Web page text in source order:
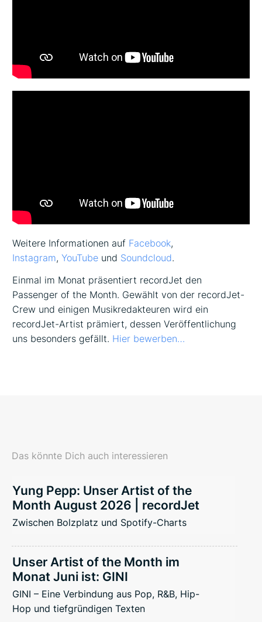
Weitere Informationen auf Facebook,
Instagram,YouTube und Soundcloud.
Einmal im Monat präsentiert recordJet den
Passenger of the Month. Gewählt von der recordJet-
Crew und einigen Musikredakteuren wird ein
recordJet-Artist prämiert, dessen Veröffentlichung
uns besonders gefällt. Hier bewerben…
Das könnte Dich auch interessieren
Yung Pepp: Unser Artist of the
Month August 2026 | recordJet
Zwischen Bolzplatz und Spotify-Charts
Unser Artist of the Month im
Monat Juni ist: GINI
GINI – Eine Verbindung aus Pop, R&B, Hip-
Hop und tiefgründigen Texten